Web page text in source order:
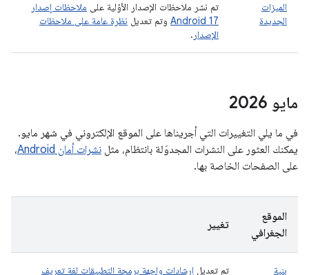
الميزات
الجديدة
تم نشر ملاحظات الإصدار الأوّلية على ملاحظات إصدار
Android 17 وتم تعديل نظرة عامة على ملاحظات
الإصدار .
مايو 2026
في ما يلي التغييرات التي أجريناها على الموقع الإلكتروني في شهر مايو.
يمكنك العثور على النشرات المجدوَلة بانتظام، مثل نشرات أمان Android
،
على الصفحات الخاصة بها.
الموقع
الجغرافي
تغيير
بنية
تم تعديل إرشادات واجهة برمجة التطبيقات لغة تعريف